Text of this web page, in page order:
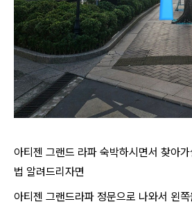
아티젠 그랜드 라파 숙박하시면서 찾아
법 알려드리자면
아티젠 그랜드라파 정문으로 나와서 왼